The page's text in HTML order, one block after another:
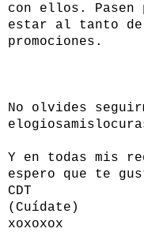
con ellos. Pasen
estar al tanto de
promociones.
No olvides
Y en todas mis
espero que te
CDT
(Cuídate)
xoxoxox